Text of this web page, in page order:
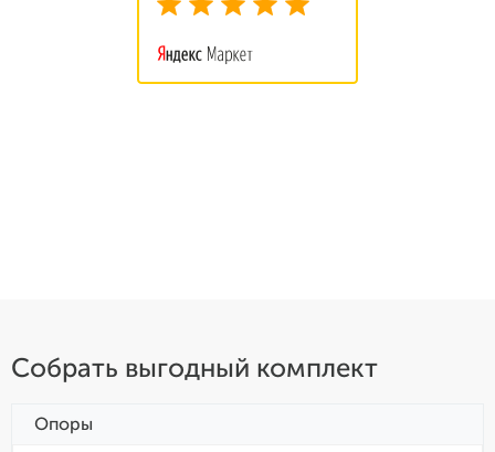
Собрать выгодный комплект
Опоры